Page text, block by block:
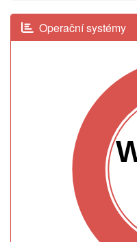
Operační systémy